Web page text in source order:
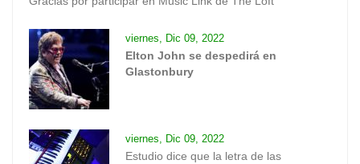
viernes, Dic 09, 2022
Elton John se despedirá en
Glastonbury
viernes, Dic 09, 2022
Estudio dice que la letra de las